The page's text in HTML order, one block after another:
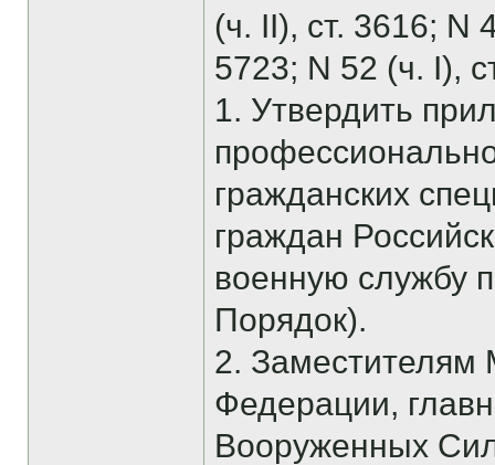
(ч. II), ст. 3616; N
5723; N 52 (ч. I),
1. Утвердить
гражданских
граждан
военную службу
Порядок).
2. Заместителям
Федерации,
Вооруженных